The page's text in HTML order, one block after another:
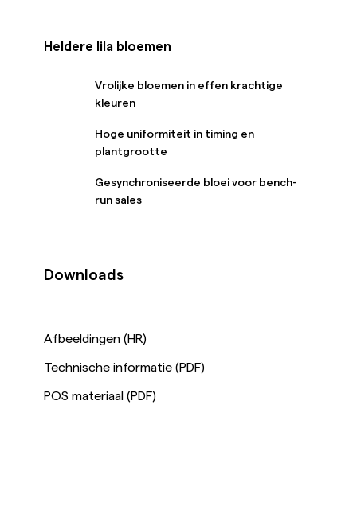
Heldere lila bloemen
Vrolijke bloemen in effen krachtige
kleuren
Hoge uniformiteit in timing en
plantgrootte
Gesynchroniseerde bloei voor bench-
run sales
Downloads
Afbeeldingen (HR)
Technische informatie (PDF)
POS materiaal (PDF)